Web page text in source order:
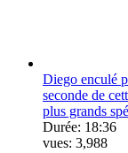
Diego enculé
seconde de
plus grands
Durée: 18:36
vues: 3,988